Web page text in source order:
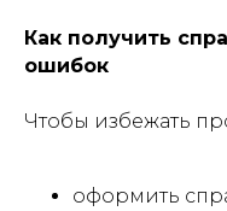
Как получить
ошибок
Чтобы избежать
оформить